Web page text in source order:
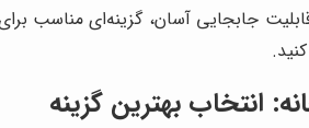
جابجایی آسان، گزینه‌ای مناسب
انتخاب بهترین گزینه